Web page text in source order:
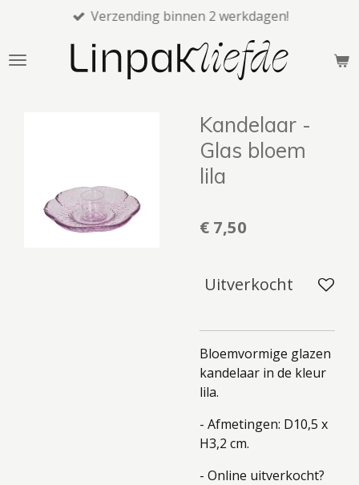
naar
Verzending binnen 2 werkdagen!
Kandelaar -
Glas bloem
lila
€ 7,50
Uitverkocht
Bloemvormige glazen
kandelaar in de kleur
lila.
- Afmetingen: D10,5 x
H3,2 cm.
- Online uitverkocht?